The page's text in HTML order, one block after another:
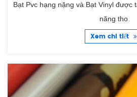
Bạt Pvc hạng nặng và Bạt Vinyl được
năng tho
Xem chi tiết